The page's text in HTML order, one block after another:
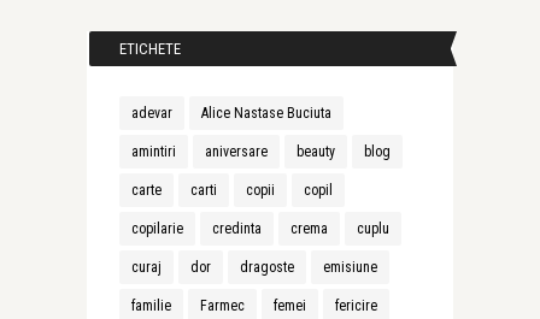
ETICHETE
adevar Alice Nastase Buciuta
amintiri aniversare beauty blog
carte carti copii copil
copilarie credinta crema cuplu
curaj dor dragoste emisiune
familie Farmec femei fericire